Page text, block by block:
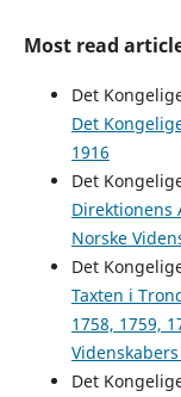
Most read
Det
Det
1916
Det
Direktionens
Norske
Det
Taxten i
1758, 1759,
Det